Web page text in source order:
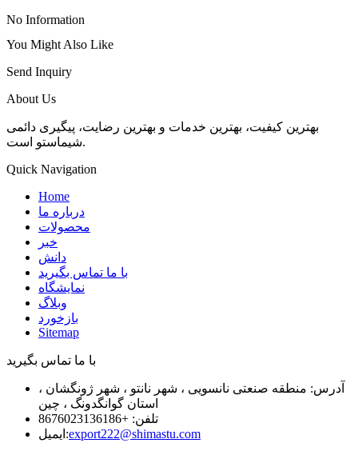
No Information
You Might Also Like
Send Inquiry
About Us
بهترین کیفیت، بهترین خدمات و بهترین رضایت، پیگیری دائمی
شیماستو است.
Quick Navigation
Home
درباره ما
محصولات
خبر
دانش
با ما تماس بگیرید
نمایشگاه
وبلاگ
بازخورد
Sitemap
با ما تماس بگیرید
آدرس: منطقه صنعتی نانسویی ، شهر نانتو ، شهر ژونگشان ،
استان گوانگدونگ ، چین
تلفن: +8676023136186
ایمیل:export222@shimastu.com